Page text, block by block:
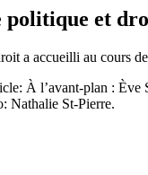
politique et
a accueilli au cours
À l’avant-plan :
Nathalie St-Pierre.